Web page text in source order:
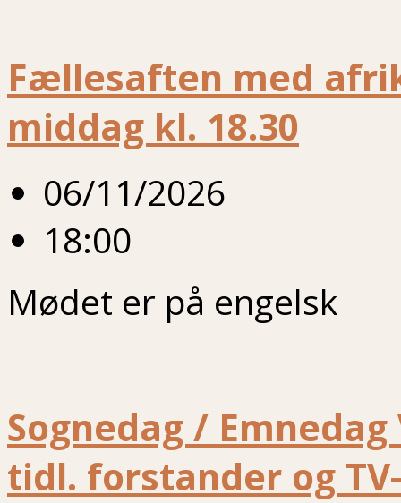
Fællesaften med
middag kl. 18.30
06/11/2026
18:00
Mødet er på engelsk
Sognedag /
tidl. forstander og